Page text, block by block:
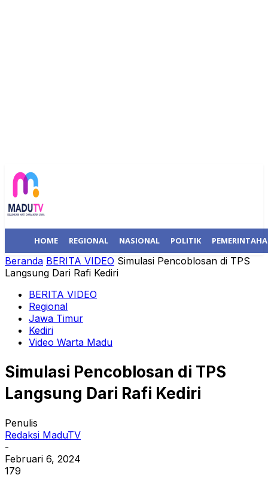
HOME REGIONAL NASIONAL POLITIK
Beranda BERITA VIDEO Simulasi Pencoblosan di TPS
Langsung Dari Rafi Kediri
BERITA VIDEO
Regional
Jawa Timur
Kediri
Video Warta Madu
Simulasi Pencoblosan di TPS
Langsung Dari Rafi Kediri
Penulis
Redaksi MaduTV
-
Februari 6, 2024
179